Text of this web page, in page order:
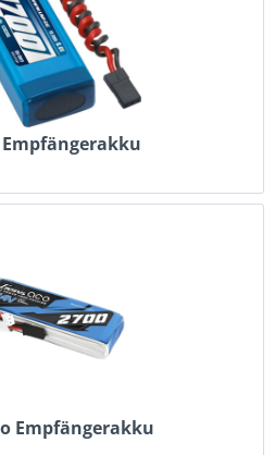
Empfängerakku
Empfängerakku